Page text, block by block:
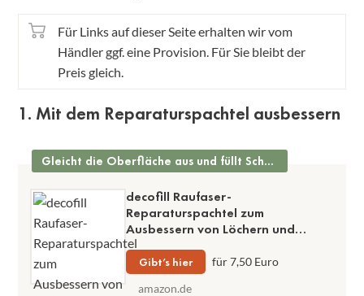
Für Links auf dieser Seite erhalten wir vom
Händler ggf. eine Provision. Für Sie bleibt der
Preis gleich.
1. Mit dem Reparaturspachtel ausbessern
Gleicht die Oberfläche aus und füllt Schäden
decofill Raufaser-
Reparaturspachtel zum
Ausbessern von Löchern und
Rissen
Gibt’s hier
für 7,50 Euro
amazon.de